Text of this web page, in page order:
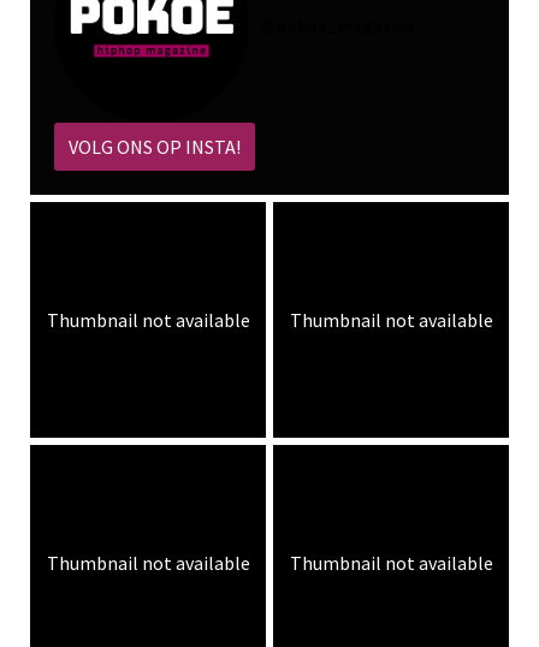
VOLG ONS OP INSTA!
Thumbnail not available Thumbnail not available
Thumbnail not available Thumbnail not available